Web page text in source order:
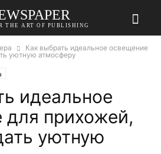
THE ART OF PUBLISHING
Как выбрать идеальное освещение
уютную атмосферу
идеальное
прихожей,
уютную